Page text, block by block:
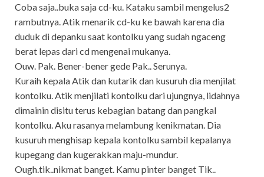
Coba saja..buka saja cd-ku. Kataku sambil mengelus2
rambutnya. Atik menarik cd-ku ke bawah karena dia
duduk di depanku saat kontolku yang sudah ngaceng
berat lepas dari cd mengenai mukanya.
Ouw. Pak. Bener-bener gede Pak.. Serunya.
Kuraih kepala Atik dan kutarik dan kusuruh dia menjilat
kontolku. Atik menjilati kontolku dari ujungnya, lidahnya
dimainin disitu terus kebagian batang dan pangkal
kontolku. Aku rasanya melambung kenikmatan. Dia
kusuruh menghisap kepala kontolku sambil kepalanya
kupegang dan kugerakkan maju-mundur.
Ough.tik..nikmat banget. Kamu pinter banget Tik..